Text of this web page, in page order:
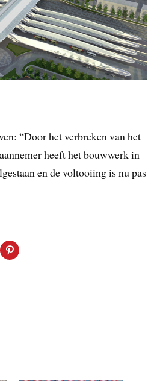
“Door het verbreken van het
heeft het bouwwerk in
en de voltooiing is nu pas